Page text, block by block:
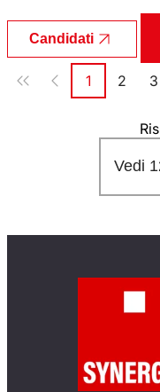
Candidati
Paginazione
Pagina
1 Pagina
2 3
Vedi